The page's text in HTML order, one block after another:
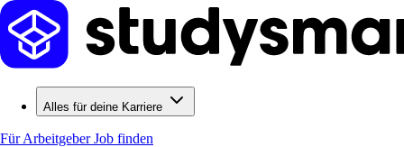
Alles für deine Karriere
Für ArbeitgeberJob finden